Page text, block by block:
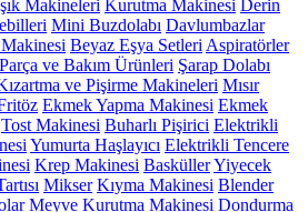
Makineleri Kurutma Makinesi Derin
Mini Buzdolabı Davlumbazlar
Beyaz Eşya Setleri Aspiratörler
ve Bakım Ürünleri Şarap Dolabı
ve Pişirme Makineleri Mısır
Ekmek Yapma Makinesi Ekmek
Tost Makinesi Buharlı Pişirici Elektrikli
Yumurta Haşlayıcı Elektrikli Tencere
Krep Makinesi BasküllerYiyecek
Mikser Kıyma Makinesi Blender
Meyve Kurutma Makinesi Dondurma